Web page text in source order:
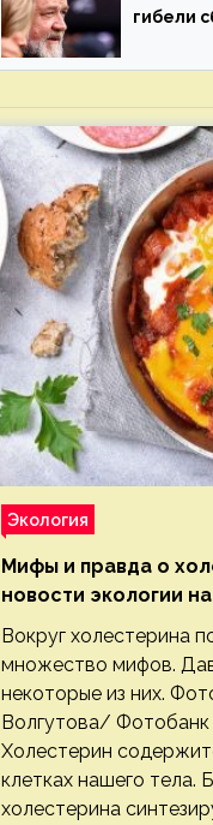
гибели
Экология
Мифы и правда о
новости экологии
Вокруг холестерина
множество мифов.
некоторые из них.
Волгутова/ Фотобанк
Холестерин
клетках нашего тела.
холестерина